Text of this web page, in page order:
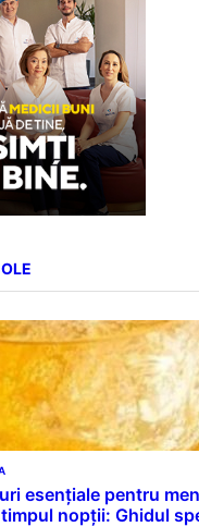
esențiale pentru
nopții: Ghidul